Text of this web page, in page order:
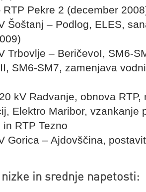
RTP Pekre 2 (december
Šoštanj – Podlog, ELES,
Trbovlje – BeričevoI, SM6-
SM6-SM7, zamenjava
kV Radvanje, obnova
Elektro Maribor, vzankanje
RTP Tezno
Gorica – Ajdovščina,
in srednje napetosti: